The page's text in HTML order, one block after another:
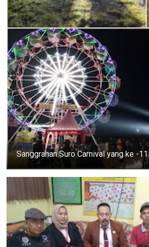
Sanggrahan Suro Carnival yang ke -11